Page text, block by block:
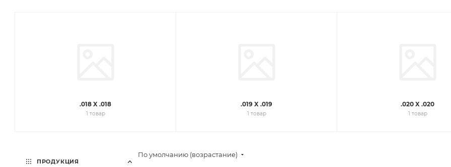
.018 X .018
1 товар
.019 X .019
1 товар
.020 X .020
1 товар
По умолчанию (возрастание)
ПРОДУКЦИЯ